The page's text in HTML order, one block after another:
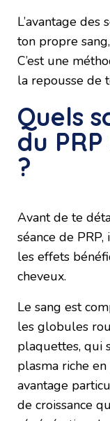
L’avantage des
ton propre
C’est une
la repousse de
Quels
du
?
Avant de te
séance de
les effets
cheveux.
Le sang est
les globules
plaquettes, qui
plasma riche
avantage
de croissance